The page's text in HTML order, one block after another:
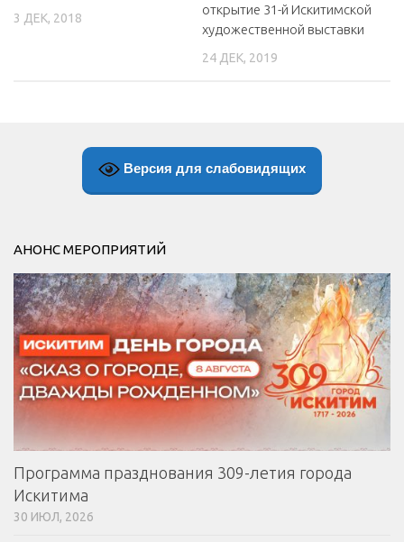
3 ДЕК, 2018
открытие 31-й Искитимской
художественной выставки
24 ДЕК, 2019
Версия для слабовидящих
АНОНС МЕРОПРИЯТИЙ
Программа празднования 309-летия города
Искитима
30 ИЮЛ, 2026